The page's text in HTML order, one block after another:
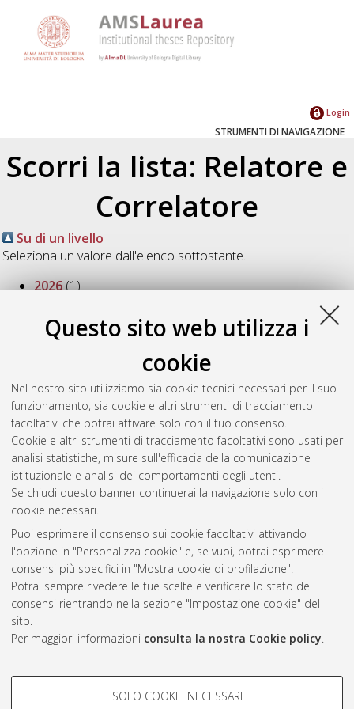
Questo sito web utilizza i
cookie
Nel nostro sito utilizziamo sia cookie tecnici necessari per il suo
funzionamento, sia cookie e altri strumenti di tracciamento
facoltativi che potrai attivare solo con il tuo consenso.
Cookie e altri strumenti di tracciamento facoltativi sono usati per
analisi statistiche, misure sull'efficacia della comunicazione
istituzionale e analisi dei comportamenti degli utenti.
Se chiudi questo banner continuerai la navigazione solo con i
cookie necessari.
Puoi esprimere il consenso sui cookie facoltativi attivando
l'opzione in "Personalizza cookie" e, se vuoi, potrai esprimere
consensi più specifici in "Mostra cookie di profilazione".
Potrai sempre rivedere le tue scelte e verificare lo stato dei
consensi rientrando nella sezione "Impostazione cookie" del
sito.
Per maggiori informazioni consulta la nostra Cookie policy.
COOKIE DI PROFILAZIONE -
SOLO COOKIE NECESSARI
Login
STRUMENTI DI NAVIGAZIONE
Scorri la lista: Relatore e
Correlatore
Su di un livello
Seleziona un valore dall'elenco sottostante.
2026(1)
2023(1)
2022(2)
2019(4)
2018(7)
2017 (5)
2016(5)
2015(9)
2014(1)
Atom
Rss 1.0
Rss 2.0
AMS Laurea
Impostazioni Cookie
Informativa sulla privacy